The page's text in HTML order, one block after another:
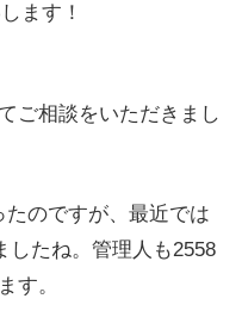
ます！
ご相談をいただきまし
のですが、最近では
したね。管理人も2558
す。